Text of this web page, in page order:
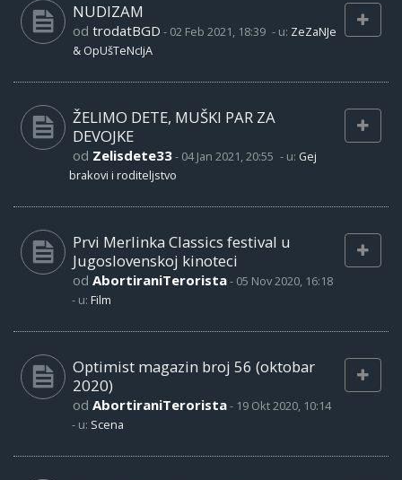
NUDIZAM
od trodatBGD - 02 Feb 2021, 18:39 - u: ZeZaNJe
& OpUšTeNcIjA
ŽELIMO DETE, MUŠKI PAR ZA
DEVOJKE
od Zelisdete33- 04 Jan 2021, 20:55 - u: Gej
brakovi i roditeljstvo
Prvi Merlinka Classics festival u
Jugoslovenskoj kinoteci
od AbortiraniTerorista- 05 Nov 2020, 16:18
- u: Film
Optimist magazin broj 56 (oktobar
2020)
od AbortiraniTerorista- 19 Okt 2020, 10:14
- u: Scena